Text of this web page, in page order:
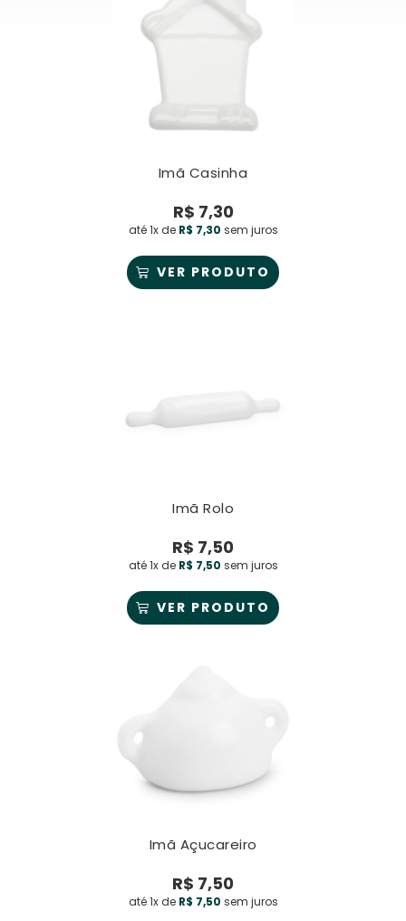
Imã Casinha
R$ 7,30
até 1x de R$ 7,30 sem juros
VER PRODUTO
Imã Rolo
R$ 7,50
até 1x de R$ 7,50 sem juros
VER PRODUTO
Imã Açucareiro
R$ 7,50
até 1x de R$ 7,50 sem juros